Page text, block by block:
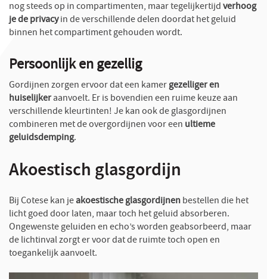
nog steeds op in compartimenten, maar tegelijkertijdverhoog
je de privacyin de verschillende delen doordat het geluid
binnen het compartiment gehouden wordt.
Persoonlijk en gezellig
Gordijnen zorgen ervoor dat een kamergezelliger en
huiselijkeraanvoelt. Er is bovendien een ruime keuze aan
verschillende kleurtinten! Je kan ook de glasgordijnen
combineren met de overgordijnen voor een ultieme
geluidsdemping.
Akoestisch glasgordijn
Bij Cotese kan jeakoestische glasgordijnenbestellen die het
licht goed door laten, maar toch het geluid absorberen.
Ongewenste geluiden en echo’s worden geabsorbeerd, maar
de lichtinval zorgt er voor dat de ruimte toch open en
toegankelijk aanvoelt.